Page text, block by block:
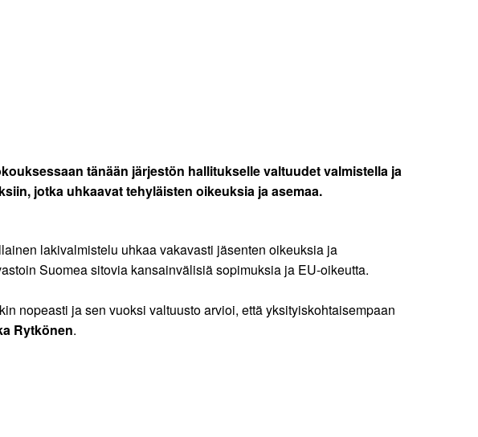
tänään järjestön hallitukselle valtuudet valmistella ja
jotka uhkaavat tehyläisten oikeuksia ja asemaa.
lakivalmistelu uhkaa vakavasti jäsenten oikeuksia ja
Suomea sitovia kansainvälisiä sopimuksia ja EU-oikeutta.
nopeasti ja sen vuoksi valtuusto arvioi, että yksityiskohtaisempaan
Rytkönen.